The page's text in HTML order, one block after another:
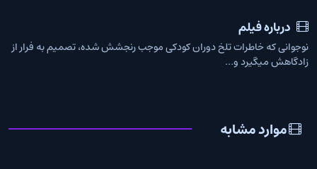
درباره فیلم
نوجوانی که خاطرات تلخ دوران کودکی موجب رنجشش شده، تصمیم به فرار از
زادگاهش میگیرد و…
موارد مشابه